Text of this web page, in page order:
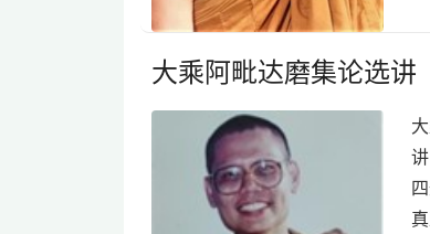
大乘阿毗达磨集论选讲